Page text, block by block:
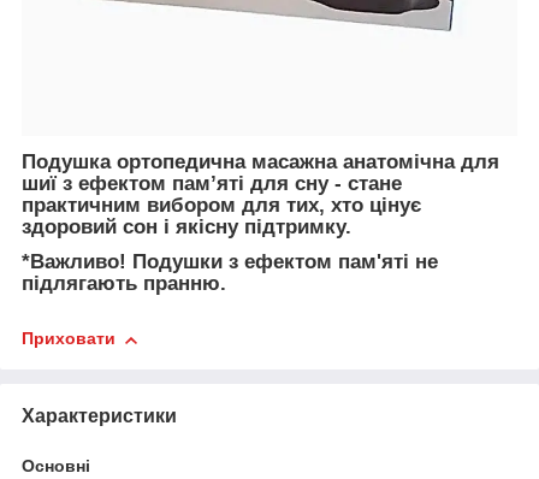
Подушка ортопедична масажна анатомічна для
шиї з ефектом пам’яті для сну - стане
практичним вибором для тих, хто цінує
здоровий сон і якісну підтримку.
*Важливо! Подушки з ефектом пам'яті не
підлягають пранню.
Приховати
Характеристики
Основні